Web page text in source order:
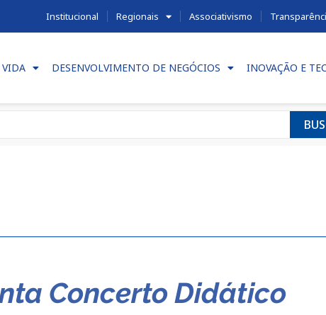
Institucional Regionais Associativismo
VIDA DESENVOLVIMENTO DE NEGÓCIOS INOVAÇÃO E
Concerto Didático